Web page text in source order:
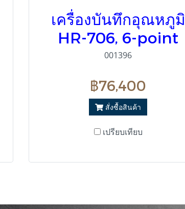
เครื่องบันทึกอุณหภูมิ
HR-706, 6-point
001396
฿76,400
สั่งซื้อสินค้า
เปรียบเทียบ